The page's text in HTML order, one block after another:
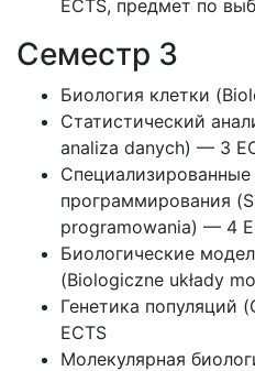
ECTS, предмет по
Семестр 3
Биология клетки
Статистический
analiza danych) — 3
Специализированные
программирования
programowania) — 4
Биологические
(Biologiczne układy
Генетика популяций
ECTS
Молекулярная